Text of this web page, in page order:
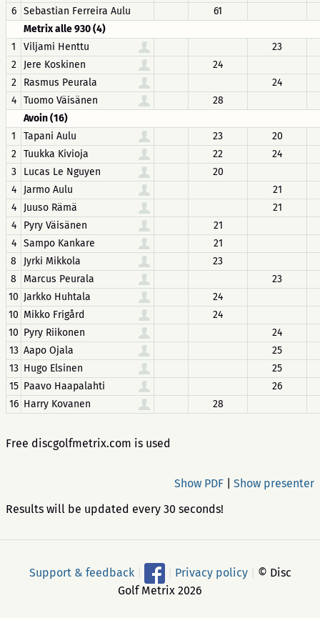
6
Sebastian Ferreira Aulu
61
Metrix alle 930 (4)
1
Viljami Henttu
23
2
Jere Koskinen
24
2
Rasmus Peurala
24
4
Tuomo Väisänen
28
Avoin (16)
1
Tapani Aulu 23
20
2
Tuukka Kivioja 22
24
3
Lucas Le Nguyen
20
4
Jarmo Aulu
21
4
Juuso Rämä
21
4
Pyry Väisänen
21
4
Sampo Kankare
21
8
Jyrki Mikkola
23
8
Marcus Peurala
23
10 Jarkko Huhtala
24
10 Mikko Frigård
24
10 Pyry Riikonen
24
13 Aapo Ojala
25
13 Hugo Elsinen
25
15 Paavo Haapalahti
26
16 Harry Kovanen 28
Free discgolfmetrix.com is used
Show presenter
Show PDF
Results will be updated every 30 seconds!
Support & feedback Privacy policy
© Disc
Golf Metrix 2026